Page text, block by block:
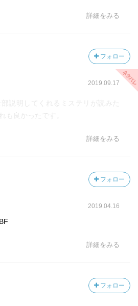
詳細をみる
フォロー
2019.09.17
説明してくれるミステリが読みた
も良かったです。
詳細をみる
フォロー
2019.04.16
詳細をみる
フォロー